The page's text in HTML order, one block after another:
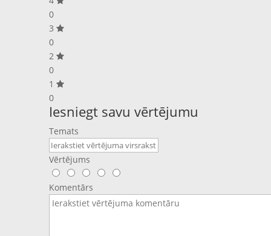
0
3
0
2
0
1
0
Iesniegt savu vērtējumu
Temats
Vērtējums
Komentārs